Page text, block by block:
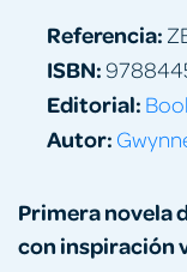
Primera novela
con inspiración
Referencia:
ISBN:
Editorial:
Autor: